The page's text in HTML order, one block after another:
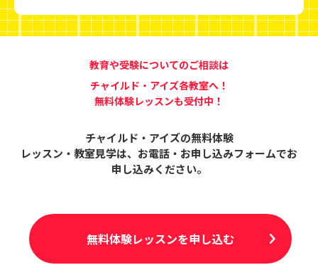
教育や受験についてのご相談は
チャイルド・アイズ各教室へ！
無料体験レッスンも受付中！
チャイルド・アイズの無料体験
レッスン・教室見学は、 お電話・お申し込みフォームでお
申し込みください。
無料体験レッスンを申し込む